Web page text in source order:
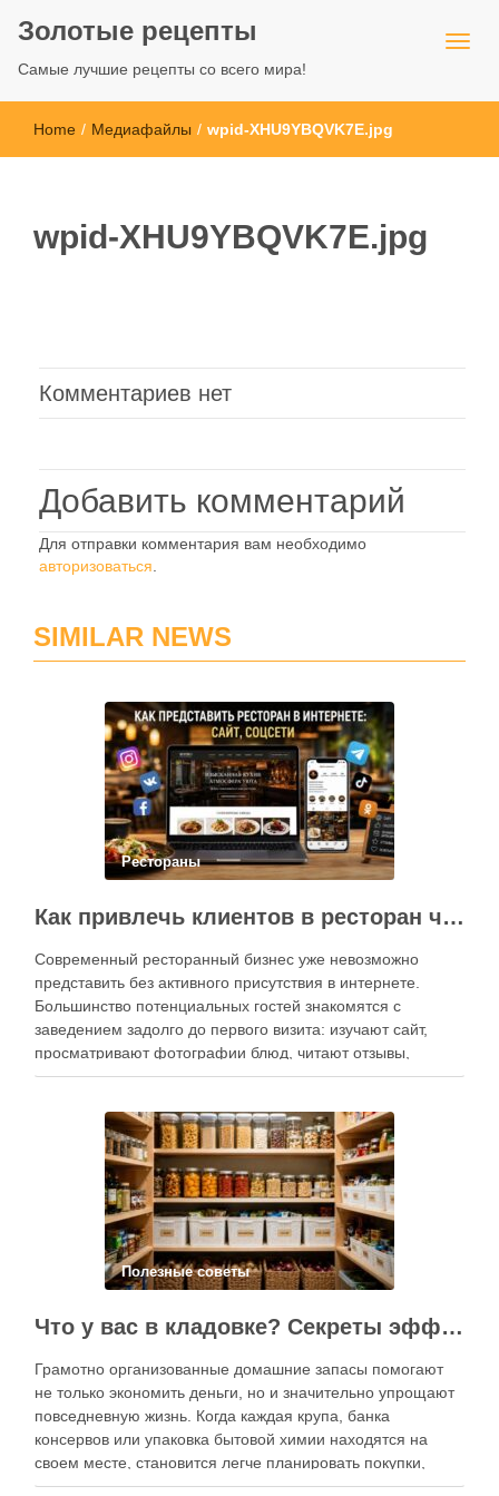
Золотые рецепты
Самые лучшие рецепты со всего мира!
Home / Медиафайлы / wpid-XHU9YBQVK7E.jpg
wpid-XHU9YBQVK7E.jpg
Комментариев нет
Добавить комментарий
Для отправки комментария вам необходимо
авторизоваться
SIMILAR NEWS
Рестораны
Как привлечь клиентов в ресторан через интернет: каким должен быть сайт и как эффективно использовать социальные сети
Современный ресторанный бизнес уже невозможно
представить без активного присутствия в интернете.
Большинство потенциальных гостей знакомятся с
заведением задолго до первого визита: изучают сайт,
просматривают фотографии блюд, читают отзывы,
оценивают интерьер, сравнивают цены и даже смотрят
продвижение становится одним из ключевых
инструментов увеличения посещаемости, повышения …
Полезные советы
Что у вас в кладовке? Секреты эффективного планирования запасов
Грамотно организованные домашние запасы помогают
не только экономить деньги, но и значительно упрощают
повседневную жизнь. Когда каждая крупа, банка
консервов или упаковка бытовой химии находятся на
своем месте, становится легче планировать покупки,
готовить блюда и избегать лишних расходов.